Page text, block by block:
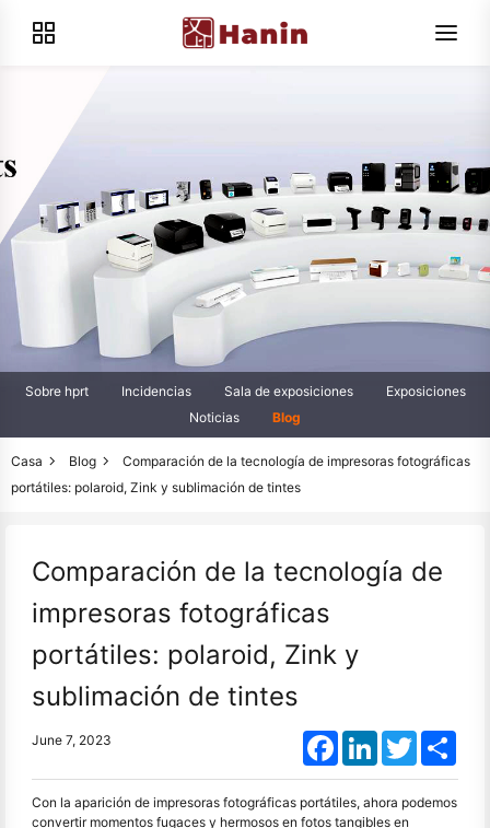
Sobre hprt Incidencias Sala de exposiciones
Exposiciones
Noticias
Blog
Casa Blog
Comparación de la tecnología de impresoras fotográficas
portátiles: polaroid, Zink y sublimación de tintes
Comparación de la tecnología de
impresoras fotográficas
portátiles: polaroid, Zink y
sublimación de tintes
June 7, 2023 FacebookLinkedInTwitter
Con la aparición de impresoras fotográficas portátiles, ahora podemos
convertir momentos fugaces y hermosos en fotos tangibles en